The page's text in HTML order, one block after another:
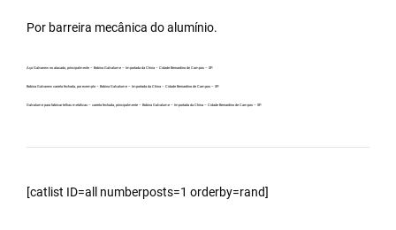
Por barreira mecânica do alumínio.
Aço Galvanew no atacado, principalmente – Bobina Galvalume – Importada da China – Cidade Bernardino de Campos – SP.
Bobina Galvanew carreta fechada, por exemplo – Bobina Galvalume – Importada da China – Cidade Bernardino de Campos – SP.
Galvalume para fabricar telhas metálicas – carreta fechada, principalmente – Bobina Galvalume – Importada da China – Cidade Bernardino de Campos – SP.
[catlist ID=all numberposts=1 orderby=rand]